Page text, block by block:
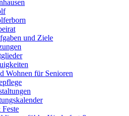
und Ziele
Wohnen für Senioren